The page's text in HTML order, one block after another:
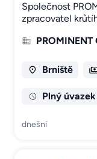
Společnost
zpracovatel
PROMINENT
Brniště
Plný úvazek
dnešní